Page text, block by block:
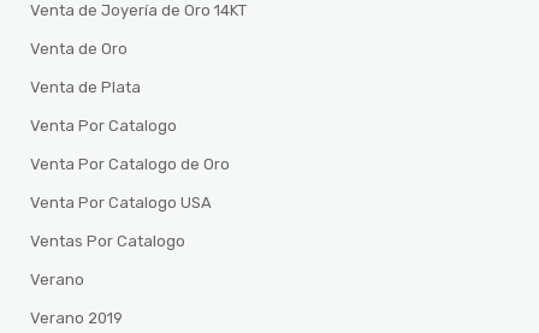
Venta de Joyería de Oro 14KT
Venta de Oro
Venta de Plata
Venta Por Catalogo
Venta Por Catalogo de Oro
Venta Por Catalogo USA
Ventas Por Catalogo
Verano
Verano 2019